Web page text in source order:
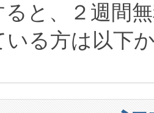
と、２週間
いる方は以下